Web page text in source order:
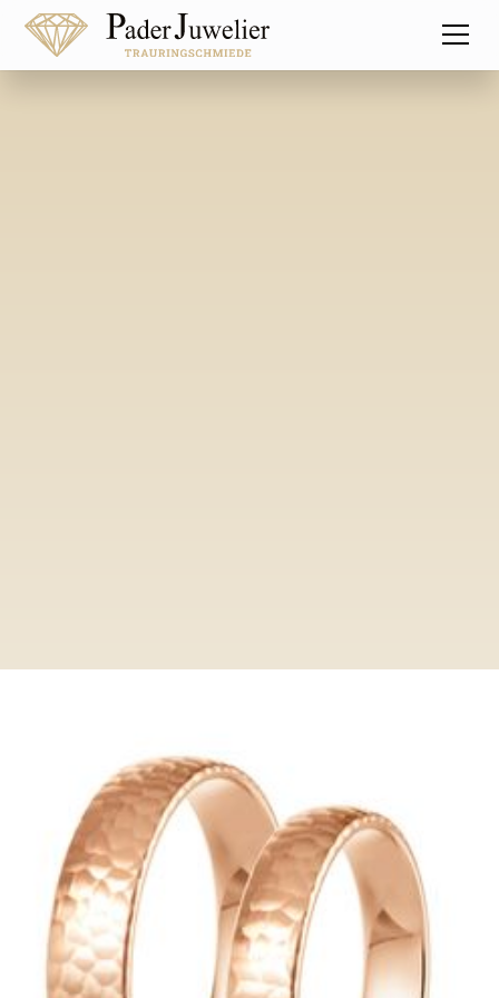
HP1020
Entdecken Sie bei Paderjuwelier eine
exclusive Auswahl an Trauringen. Von
klassisch bis modern, unsere Ringe
verkörpern zeitlose Eleganz und höchste
Qualität.